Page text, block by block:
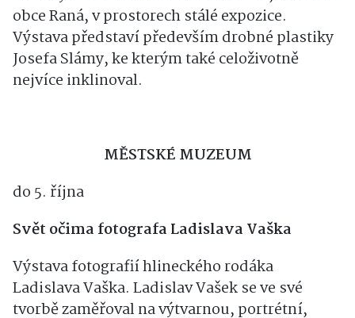
Malá výstava akademického sochaře, rodáka z
obce Raná, v prostorech stálé expozice.
Výstava představí především drobné plastiky
Josefa Slámy, ke kterým také celoživotně
do 5. října
Svět očima fotografa Ladislava Vaška
Výstava fotografií hlineckého rodáka